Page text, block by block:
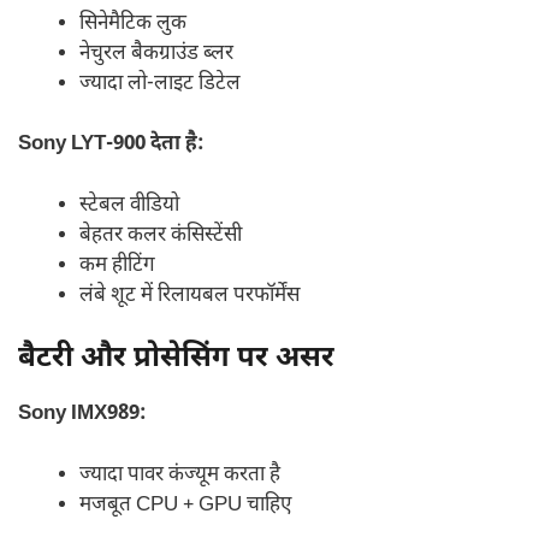
सिनेमैटिक लुक
नेचुरल बैकग्राउंड ब्लर
ज्यादा लो-लाइट डिटेल
Sony LYT-900 देता है:
स्टेबल वीडियो
बेहतर कलर कंसिस्टेंसी
कम हीटिंग
लंबे शूट में रिलायबल परफॉर्मेंस
बैटरी और प्रोसेसिंग पर असर
Sony IMX989:
ज्यादा पावर कंज्यूम करता है
मजबूत CPU + GPU चाहिए